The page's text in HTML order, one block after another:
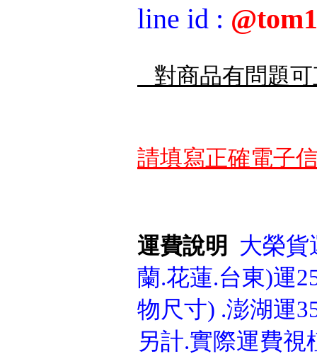
line id :
對商品有問題
請填寫正確電子
運費說明
大榮貨
蘭.花蓮.台東)運
物尺寸) .澎湖運
另計.實際運費